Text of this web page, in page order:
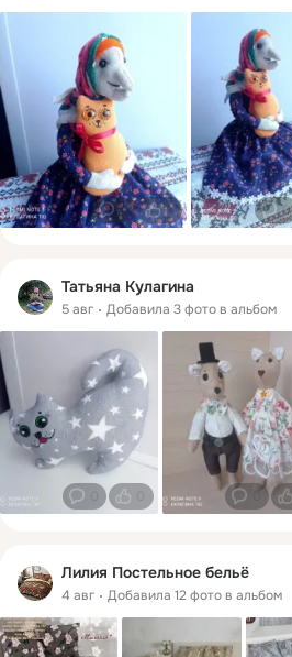
0 2 0
Татьяна Кулагина
5 авг Добавила 3 фото в альбом
Лилия Постельное бельё
4 авг Добавила 12 фото в альбом